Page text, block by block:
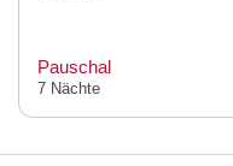
Pauschal
7 Nächte